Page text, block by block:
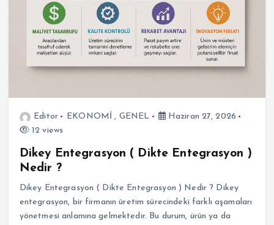
Editor EKONOMİ , GENEL
Haziran 27, 2026
12 views
Dikey Entegrasyon ( Dikte Entegrasyon )
Nedir ?
Dikey Entegrasyon ( Dikte Entegrasyon ) Nedir ? Dikey
entegrasyon, bir firmanın üretim sürecindeki farklı aşamaları
yönetmesi anlamına gelmektedir. Bu durum, ürün ya da